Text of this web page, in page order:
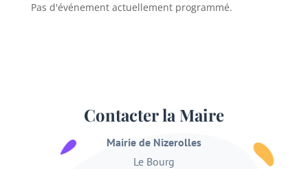
Pas d'événement actuellement programmé.
Contacter la Maire
Mairie de Nizerolles
Le Bourg